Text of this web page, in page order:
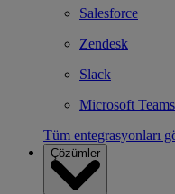
Salesforce
Zendesk
Slack
Microsoft Teams
Tüm entegrasyonları
Çözümler